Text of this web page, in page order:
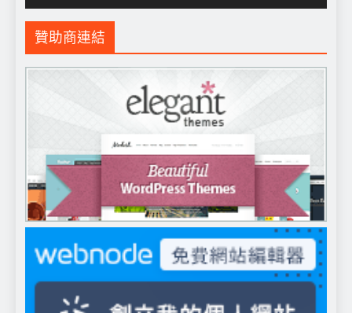
贊助商連結